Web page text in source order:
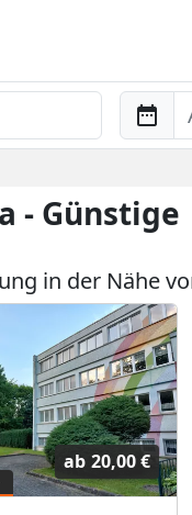
Anreise
- Günstige
in der Nähe
ab 20,00 €